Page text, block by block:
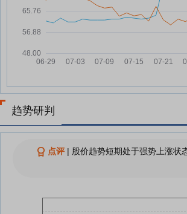
07-20
07-20
趋势研判
点评| 股价趋势短期处于强势上涨状